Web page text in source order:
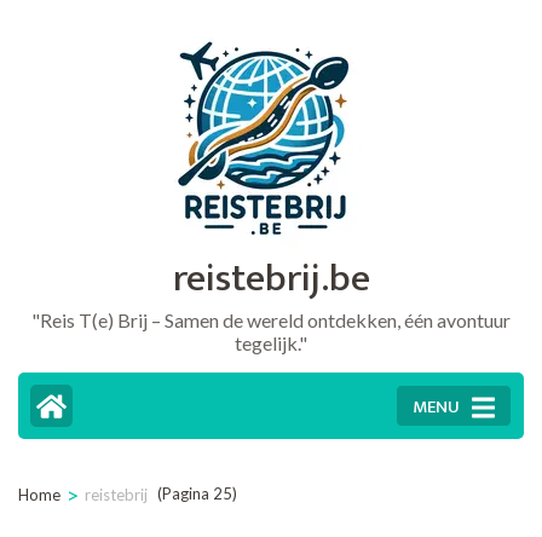
reistebrij.be
"Reis T(e) Brij – Samen de wereld ontdekken, één avontuur
tegelijk."
MENU
Home > reistebrij (Pagina 25)